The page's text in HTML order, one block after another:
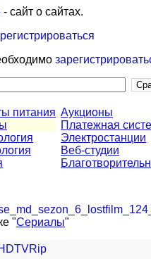
- сайт о сайтах.
питания Аукционы
Платежная
Электростанции
Веб-студии
"Сериалы"